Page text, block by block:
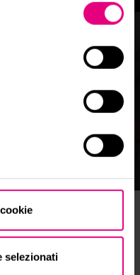
parti che installano i
selezionati
il